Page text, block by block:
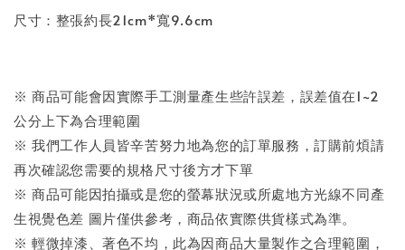
尺寸：整張約長21cm*寬9.6cm
※ 商品可能會因實際手工測量產生些許誤差，誤差值在1~2
公分上下為合理範圍
※ 我們工作人員皆辛苦努力地為您的訂單服務，訂購前煩請
再次確認您需要的規格尺寸後方才下單
※ 商品可能因拍攝或是您的螢幕狀況或所處地方光線不同產
生視覺色差 圖片僅供參考，商品依實際供貨樣式為準。
※ 輕微掉漆、著色不均，此為因商品大量製作之合理範圍，